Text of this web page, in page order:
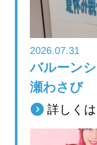
k
2026.07.31
バルーン
瀬わさび
詳しく